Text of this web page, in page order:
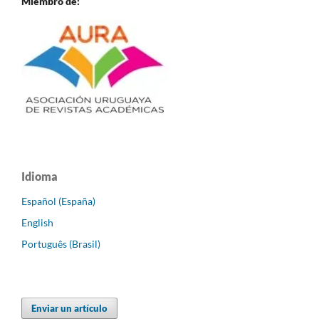
Idioma
Español (España)
English
Português (Brasil)
Enviar un artículo